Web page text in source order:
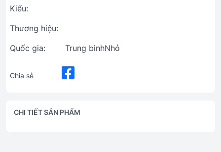
Kiểu:
Thương hiệu:
Quốc gia:
Trung bìnhNhỏ
Chia sẻ
CHI TIẾT SẢN PHẨM